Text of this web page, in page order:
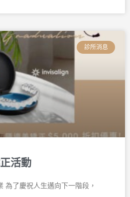
診所消息
活動
為了慶祝人生邁向下一階段，